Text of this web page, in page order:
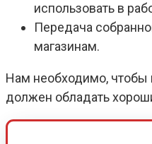
использовать в
Передача
магазинам.
Нам необходимо, чтобы
должен обладать